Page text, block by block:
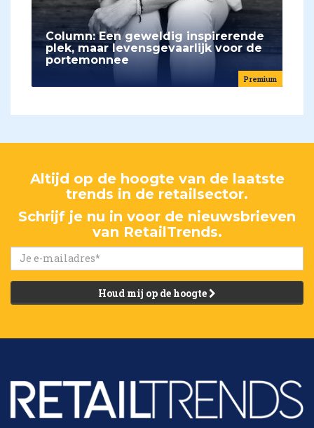
Premium
Column: Een geweldig inspirerende
plek, maar levensgevaarlijk voor de
portemonnee
Altijd op de hoogte van de laatste
trends in de retailsector.
Schrijf je nu in voor de nieuwsbrieven
van RetailTrends.
Houd mij op de hoogte